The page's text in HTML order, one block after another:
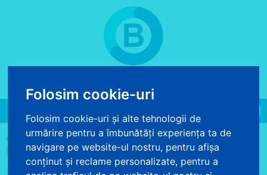
Folosim cookie-uri
Folosim cookie-uri și alte tehnologii de
urmărire pentru a îmbunătăți experiența ta de
navigare pe website-ul nostru, pentru afișa
conținut și reclame personalizate, pentru a
0 produse - 0.00 lei
navigation
ACASA > DECORATIUNI TEXTILE > LENJERII DE PAT > LENJERIE DE
PAT FLORALA DIN BUMBAC